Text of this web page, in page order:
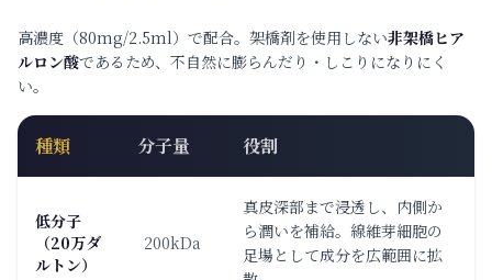
高濃度（80mg/2.5ml）で配合。架橋剤を使用しない非架橋ヒア
ルロン酸であるため、不自然に膨らんだり・しこりになりにく
い。
種類 分子量 役割
低分子
（20万ダ
ルトン）
200kDa
真皮深部まで浸透し、内側か
ら潤いを補給。線維芽細胞の
足場として成分を広範囲に拡